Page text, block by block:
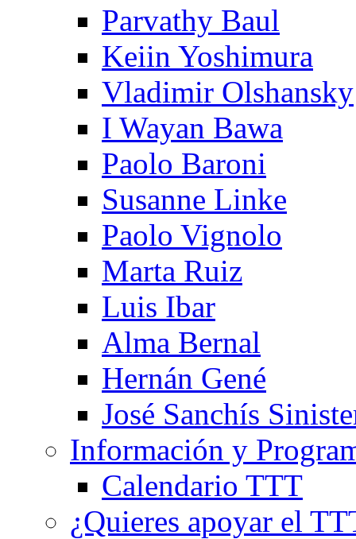
Parvathy Baul
Keiin Yoshimura
Vladimir Olshansky
I Wayan Bawa
Paolo Baroni
Susanne Linke
Paolo Vignolo
Marta Ruiz
Luis Ibar
Alma Bernal
Hernán Gené
José Sanchís
Información y
Calendario TTT
¿Quieres apoyar el